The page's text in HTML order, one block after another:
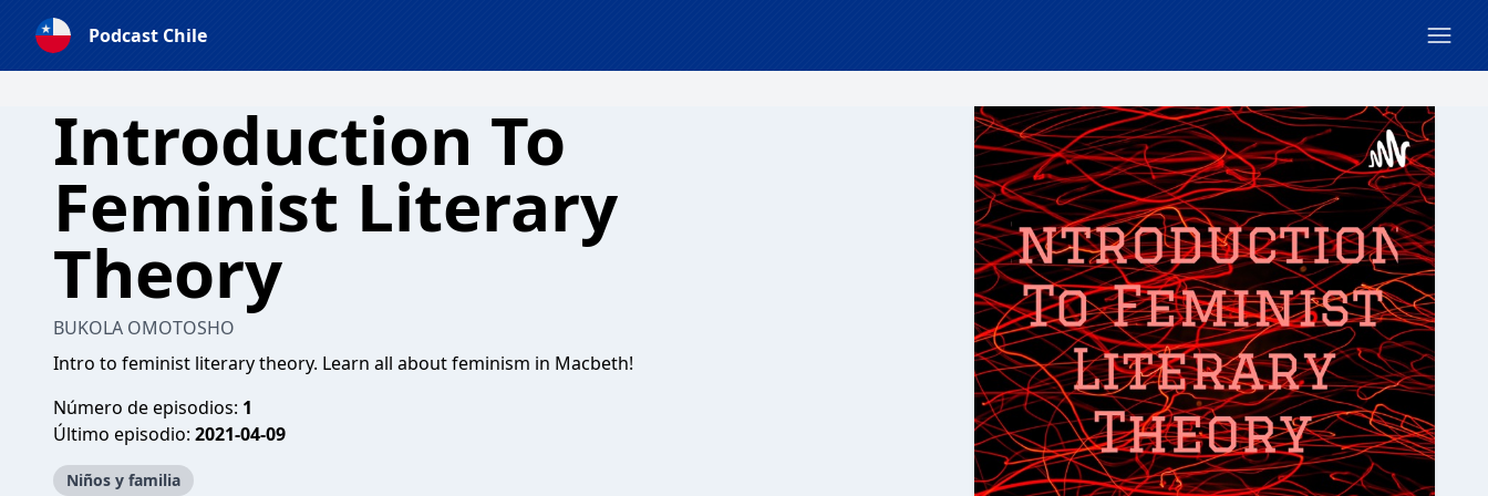
Podcast Chile
Introduction To
Feminist Literary
Theory
BUKOLA OMOTOSHO
Intro to feminist literary theory. Learn all about feminism in Macbeth!
Número de episodios: 1
Último episodio: 2021-04-09
Niños y familia